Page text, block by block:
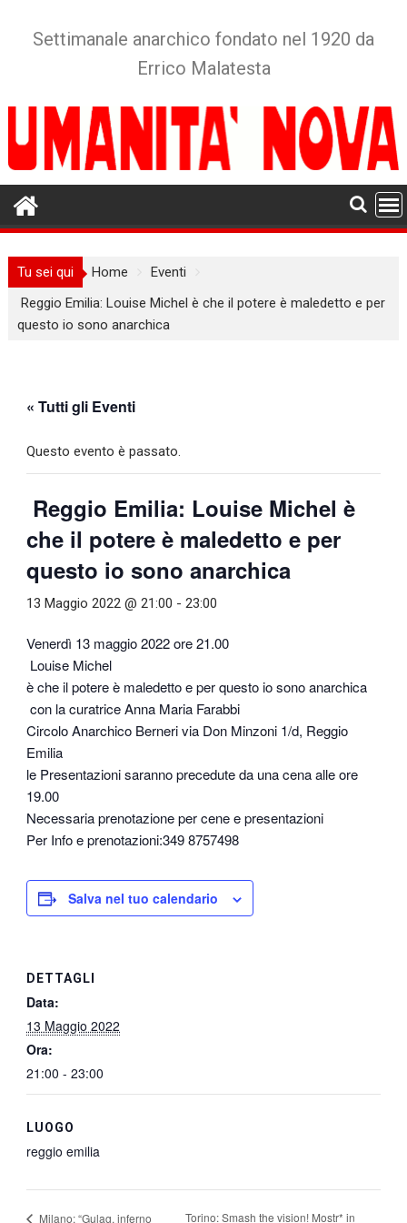
Settimanale anarchico fondato nel 1920 da
Errico Malatesta
Tu sei qui Home
Eventi
Reggio Emilia: Louise Michel è che il potere è maledetto e per
questo io sono anarchica
« Tutti gli Eventi
Questo evento è passato.
Reggio Emilia: Louise Michel è
che il potere è maledetto e per
questo io sono anarchica
13 Maggio 2022 @ 21:00 -23:00
Venerdì 13 maggio 2022 ore 21.00
Louise Michel
è che il potere è maledetto e per questo io sono anarchica
con la curatrice Anna Maria Farabbi
Circolo Anarchico Berneri via Don Minzoni 1/d, Reggio
Emilia
le Presentazioni saranno precedute da una cena alle ore
19.00
Necessaria prenotazione per cene e presentazioni
Per Info e prenotazioni:349 8757498
Salva nel tuo calendario
DETTAGLI
Data:
13 Maggio 2022
Ora:
21:00 - 23:00
LUOGO
reggio emilia
Milano: “Gulag, inferno Torino: Smash the vision! Mostr* in